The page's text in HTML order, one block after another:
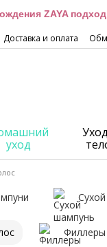
ZAYA
Доставка и оплата
уход
Филлеры